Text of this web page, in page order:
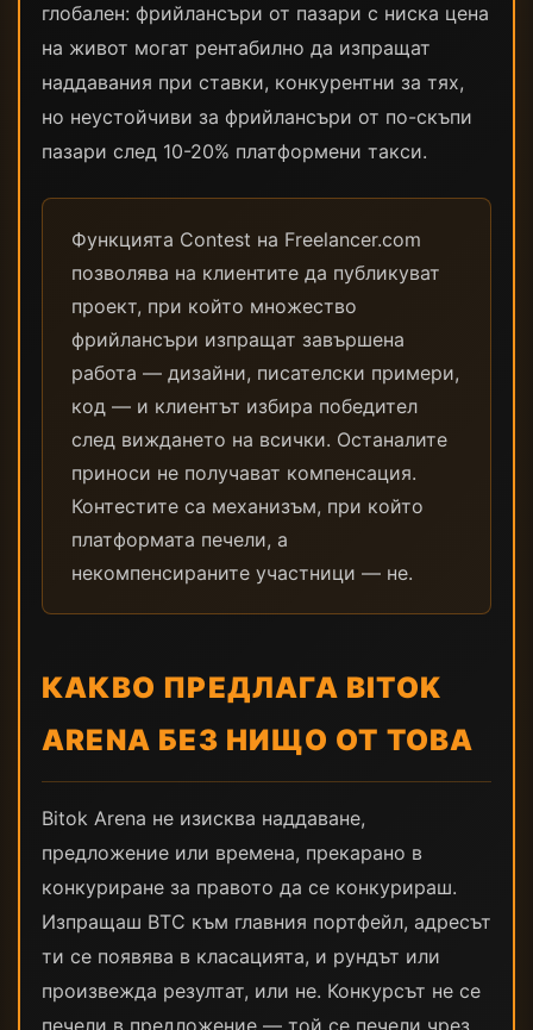
глобален: фрийлансъри от пазари с ниска цена
на живот могат рентабилно да изпращат
наддавания при ставки, конкурентни за тях,
но неустойчиви за фрийлансъри от по-скъпи
пазари след 10-20% платформени такси.
Функцията Contest на Freelancer.com
позволява на клиентите да публикуват
проект, при който множество
фрийлансъри изпращат завършена
работа — дизайни, писателски примери,
код — и клиентът избира победител
след виждането на всички. Останалите
приноси не получават компенсация.
Контестите са механизъм, при който
платформата печели, а
некомпенсираните участници — не.
КАКВО ПРЕДЛАГА BITOK
ARENA БЕЗ НИЩО ОТ ТОВА
Bitok Arena не изисква наддаване,
предложение или времена, прекарано в
конкуриране за правото да се конкурираш.
Изпращаш BTC към главния портфейл, адресът
ти се появява в класацията, и рундът или
произвежда резултат, или не. Конкурсът не се
печели в предложение — той се печели чрез